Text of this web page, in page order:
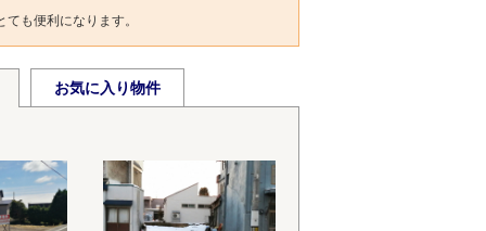
も便利になります。
お気に入り物件